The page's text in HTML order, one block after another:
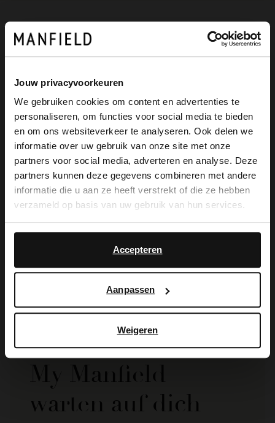
Jouw privacyvoorkeuren
We gebruiken cookies om content en advertenties te
personaliseren, om functies voor social media te bieden
en om ons websiteverkeer te analyseren. Ook delen we
informatie over uw gebruik van onze site met onze
partners voor social media, adverteren en analyse. Deze
partners kunnen deze gegevens combineren met andere
informatie die u aan ze heeft verstrekt of die ze hebben
verzameld op basis van uw gebruik van hun services.
Accepteren
Aanpassen
Weigeren
Produktbeschreibung
Goldfarbene Ohrringe der Marke
Manfield. Die Ohrringe sind 4 cm lang, 4
cm breit und aus Stainless Steel
(rostfreiem Edelstahl) gearbeitet.
Produktdetails
Lieferung & Rücksendung
Die Vorteile von
My Manfield
warten auf dich
×
View this website in English?
It looks like your language isn't Dutch. Would
you like to switch to English?
English